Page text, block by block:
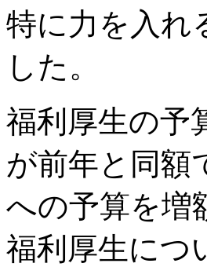
特に力を入れ
した。
福利厚生の予
が前年と同額
への予算を増
福利厚生につ